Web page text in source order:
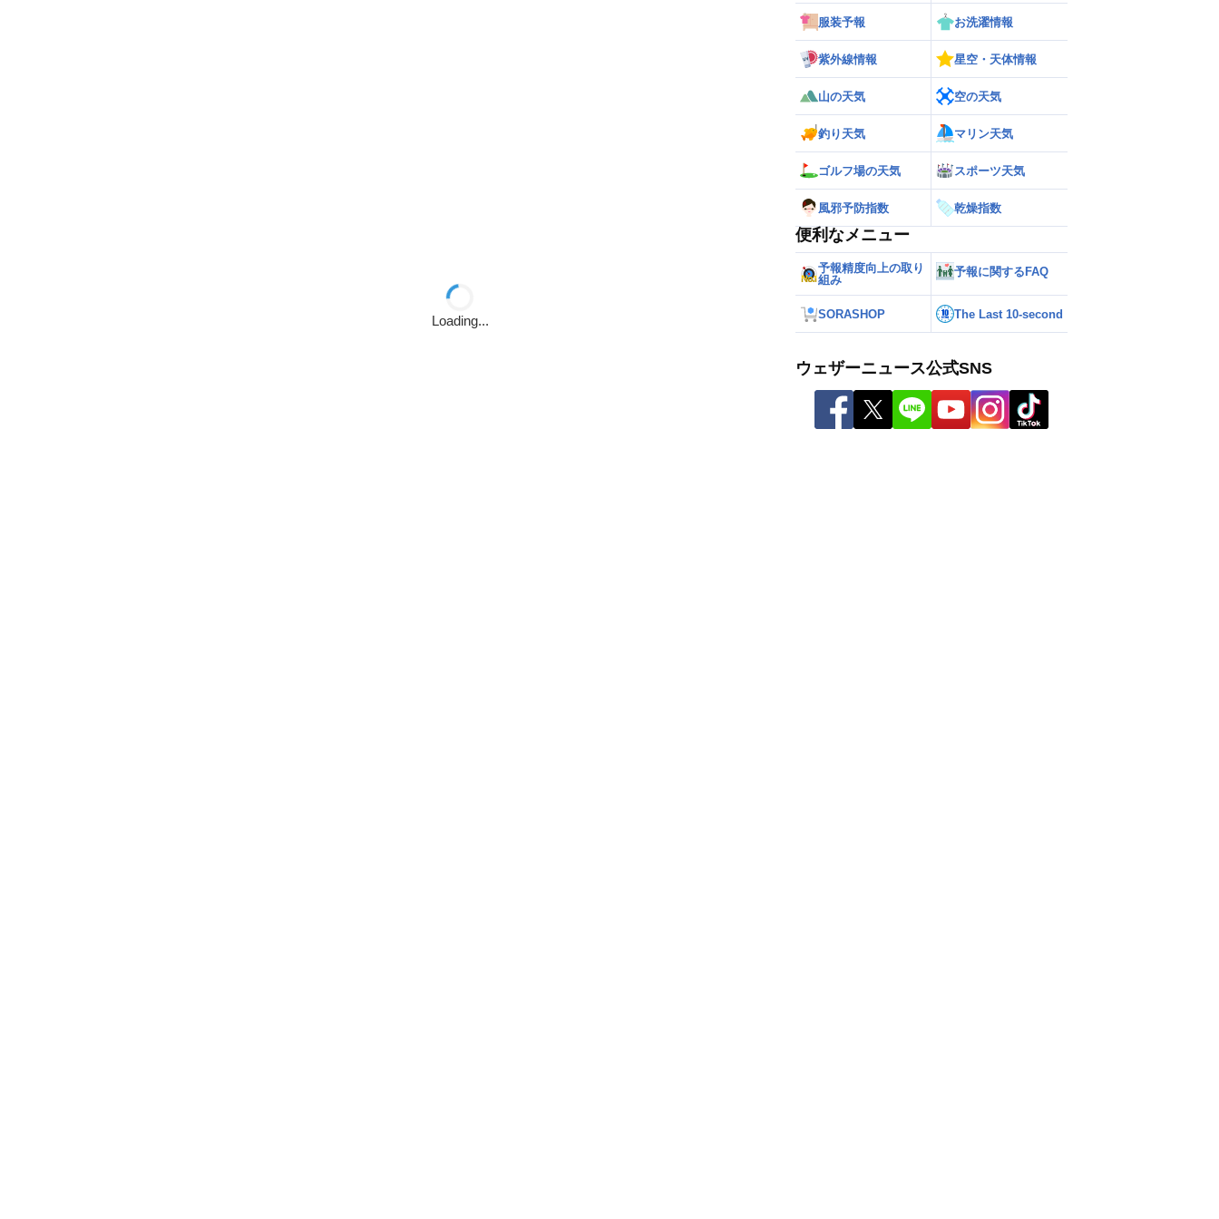
Loading...
服装予報 お洗濯情報
紫外線情報 星空・天体情報
山の天気 空の天気
釣り天気 マリン天気
ゴルフ場の天気 スポーツ天気
風邪予防指数 乾燥指数
便利なメニュー
予報精度向上の取り
組み
予報に関するFAQ
SORASHOP The Last 10-second
ウェザーニュース公式SNS